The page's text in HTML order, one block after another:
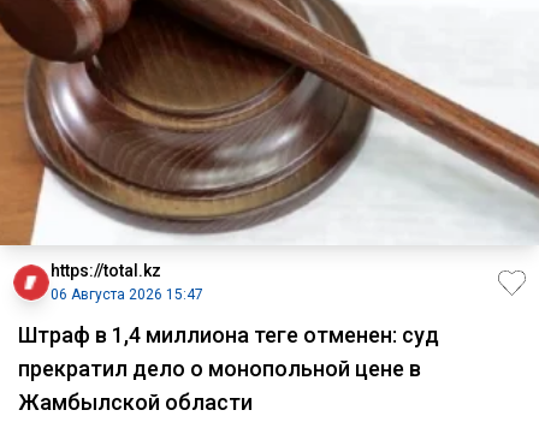
https://total.kz
06 Августа 2026 15:47
Штраф в 1,4 миллиона теңге отменен: суд
прекратил дело о монопольной цене в
Жамбылской области